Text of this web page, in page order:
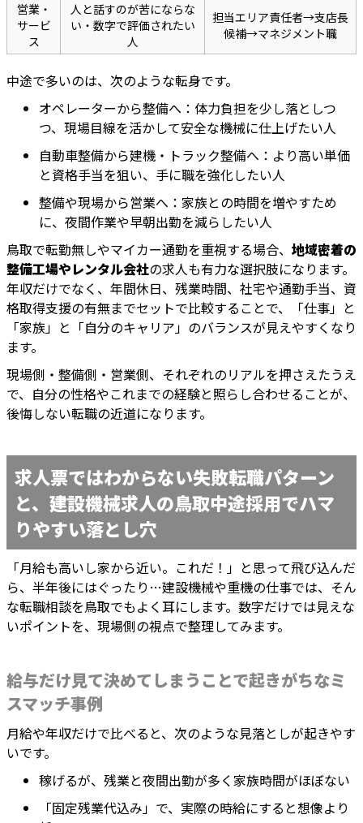
営業・
サービ
ス
人と話すのが苦にならな
い・数字で評価されたい
人
担当エリア責任者→支店長
候補→マネジメント職
中途で多いのは、次のような転身です。
オペレーターから整備へ：体力負担を少し落としつ
つ、現場目線を活かして安全な機械に仕上げたい人
自動車整備から建機・トラック整備へ：より高い単価
と資格手当を狙い、手に職を強化したい人
整備や現場から営業へ：家族との時間を増やすため
に、夜間作業や早朝出勤を減らしたい人
鳥取で転勤無しやマイカー通勤を重視する場合、 地域密着の
整備工場やレンタル会社の求人も有力な選択肢になります。
年収だけでなく、年間休日、残業時間、社宅や通勤手当、資
格取得支援の有無までセットで比較することで、「仕事」と
「家族」と「自分のキャリア」のバランスが見えやすくなり
ます。
現場側・整備側・営業側、それぞれのリアルを押さえたうえ
で、自分の性格やこれまでの経験と照らし合わせることが、
後悔しない転職の近道になります。
求人票ではわからない失敗転職パターン
と、建設機械求人の鳥取中途採用でハマ
りやすい落とし穴
「月給も高いし家から近い。これだ！」と思って飛び込んだ
ら、半年後にはぐったり…建設機械や重機の仕事では、そん
な転職相談を鳥取でもよく耳にします。数字だけでは見えな
いポイントを、現場側の視点で整理してみます。
給与だけ見て決めてしまうことで起きがちなミ
スマッチ事例
月給や年収だけで比べると、次のような見落としが起きやす
いです。
稼げるが、残業と夜間出勤が多く家族時間がほぼない
「固定残業代込み」で、実際の時給にすると想像より